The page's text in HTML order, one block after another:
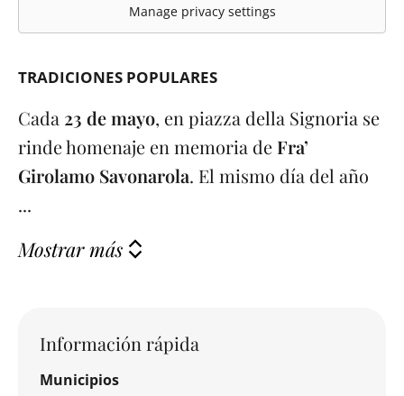
Manage privacy settings
TRADICIONES POPULARES
Cada 23 de mayo, en piazza della Signoria se
rinde homenaje en memoria de Fra’
Girolamo Savonarola. El mismo día del año
...
Mostrar más
Información rápida
Municipios